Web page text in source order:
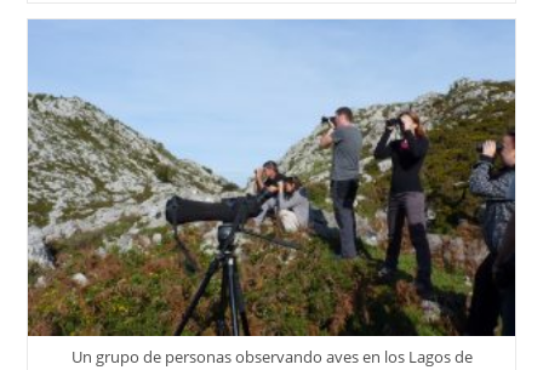
Un grupo de personas observando aves en los Lagos de